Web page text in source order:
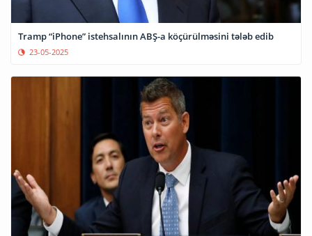
Tramp “iPhone” istehsalının ABŞ-a köçürülməsini tələb edib
23-05-2025